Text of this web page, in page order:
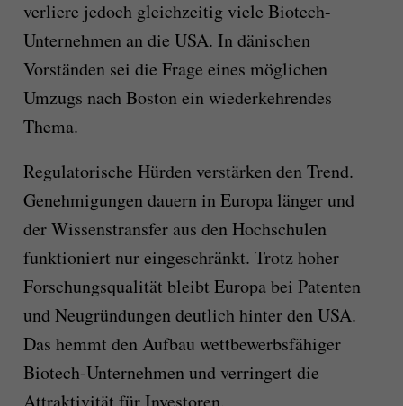
verliere jedoch gleichzeitig viele Biotech-
Unternehmen an die USA. In dänischen
Vorständen sei die Frage eines möglichen
Umzugs nach Boston ein wiederkehrendes
Thema.
Regulatorische Hürden verstärken den Trend.
Genehmigungen dauern in Europa länger und
der Wissenstransfer aus den Hochschulen
funktioniert nur eingeschränkt. Trotz hoher
Forschungsqualität bleibt Europa bei Patenten
und Neugründungen deutlich hinter den USA.
Das hemmt den Aufbau wettbewerbsfähiger
Biotech-Unternehmen und verringert die